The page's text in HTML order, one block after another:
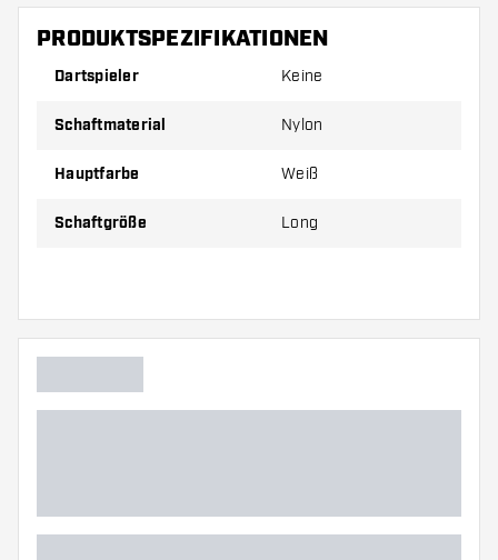
Preise gelten jeweils für ein Set (1 Set = 3 Stück).
PRODUKTSPEZIFIKATIONEN
Dartspieler Keine
Schaftmaterial Nylon
Hauptfarbe Weiß
Schaftgröße Long